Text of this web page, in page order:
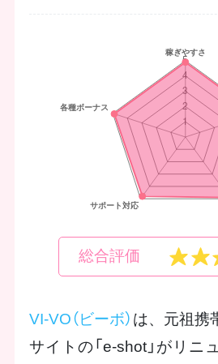
総合評価
VI-VO（ビーボ） は、元祖携
サイトの「e-shot」がリニ